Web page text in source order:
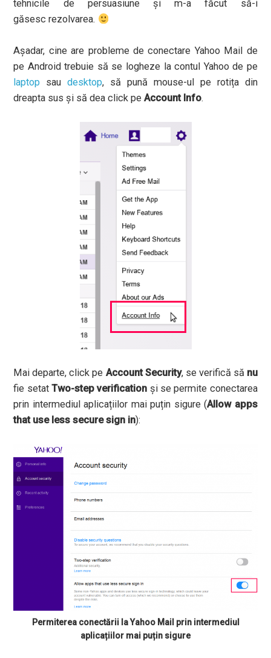
tehnicile de persuasiune și m-a făcut să-i
găsesc rezolvarea.
Așadar, cine are probleme de conectare Yahoo Mail de
pe Android trebuie să se logheze la contul Yahoo de pe
laptop saudesktop, să pună mouse-ul pe rotița din
dreapta sus și să dea click peAccount Info.
Mai departe, click pe Account Security, se verifică să nu
fie setatTwo-step verification și se permite conectarea
prin intermediul aplicațiilor mai puțin sigure (Allow apps
that use less secure sign in):
Permiterea conectării la Yahoo Mail prin intermediul
aplicațiilor mai puțin sigure